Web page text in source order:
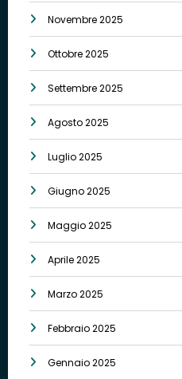
Novembre 2025
Ottobre 2025
Settembre 2025
Agosto 2025
Luglio 2025
Giugno 2025
Maggio 2025
Aprile 2025
Marzo 2025
Febbraio 2025
Gennaio 2025